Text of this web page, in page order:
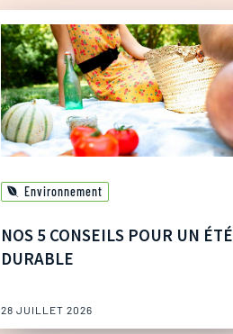
Environnement
NOS 5 CONSEILS POUR UN ÉTÉ
DURABLE
28 JUILLET 2026